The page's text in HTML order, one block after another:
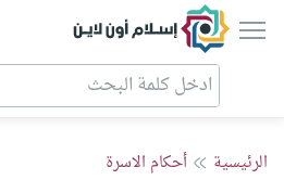
إسلام أون لاين
الرئيسية أحكام الاسرة